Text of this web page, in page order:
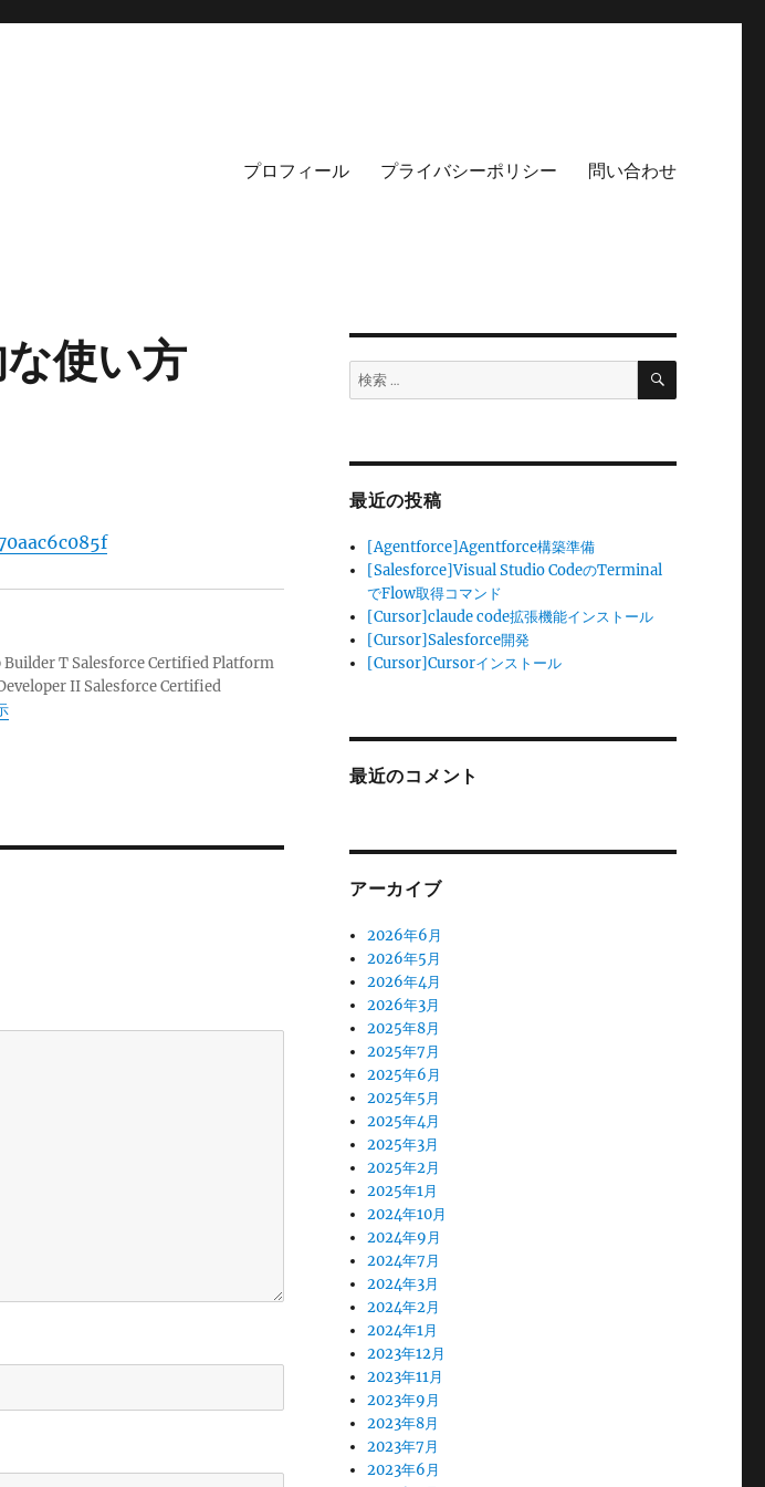
プロフィール プライバシーポリシー 問い合わせ
使い方
T Salesforce Certified Platform
II Salesforce Certified
検
索:
検
最近の投稿
[Agentforce]Agentforce構築準備
[Salesforce]Visual Studio CodeのTerminal
でFlow取得コマンド
[Cursor]claude code拡張機能インストール
[Cursor]Salesforce開発
[Cursor]Cursorインストール
最近のコメント
アーカイブ
2026年6月
2026年5月
2026年4月
2026年3月
2025年8月
2025年7月
2025年6月
2025年5月
2025年4月
2025年3月
2025年2月
2025年1月
2024年10月
2024年9月
2024年7月
2024年3月
2024年2月
2024年1月
2023年12月
2023年11月
2023年9月
2023年8月
2023年7月
2023年6月